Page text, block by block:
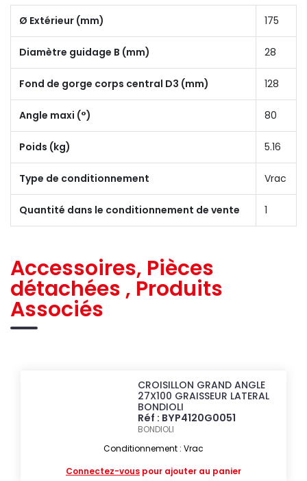
Ø Extérieur (mm) 175
Diamètre guidage B (mm) 28
Fond de gorge corps central D3 (mm) 128
Angle maxi (°) 80
Poids (kg) 5.16
Type de conditionnement Vrac
Quantité dans le conditionnement de vente 1
Accessoires, Pièces
détachées , Produits
Associés
CROISILLON GRAND ANGLE
27X100 GRAISSEUR LATERAL
BONDIOLI
Réf : BYP4120G0051
BONDIOLI
Conditionnement : Vrac
Connectez-vous pour ajouter au panier